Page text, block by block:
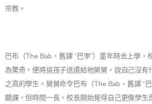
宗教。
巴布（The Bab，舊譯 “巴孛”）童年時去上學，
為驚奇，便將這孩子送還給祂舅舅，說自己沒有
之高的學生。舅舅命令巴布（The Bab，舊譯 “
聽課，但時間一長，校長開始覺得自己更像學生